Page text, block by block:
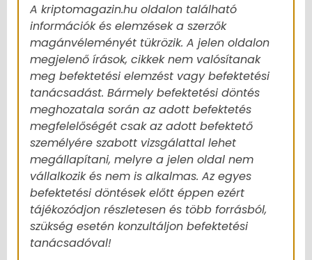
A kriptomagazin.hu oldalon található
információk és elemzések a szerzők
magánvéleményét tükrözik. A jelen oldalon
megjelenő írások, cikkek nem valósítanak
meg befektetési elemzést vagy befektetési
tanácsadást. Bármely befektetési döntés
meghozatala során az adott befektetés
megfelelőségét csak az adott befektető
személyére szabott vizsgálattal lehet
megállapítani, melyre a jelen oldal nem
vállalkozik és nem is alkalmas. Az egyes
befektetési döntések előtt éppen ezért
tájékozódjon részletesen és több forrásból,
szükség esetén konzultáljon befektetési
tanácsadóval!